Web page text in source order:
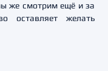
же смотрим ещё и за
оставляет желать